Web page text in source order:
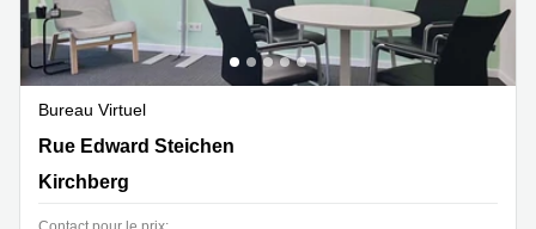
Bureau Virtuel
2 Rue Edward Steichen,1<sup>er</sup> étage de
Rue Edward Steichen
Kirchberg